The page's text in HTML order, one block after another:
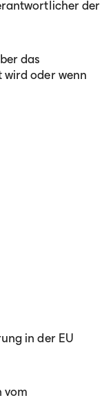
der
das
oder wenn
in der EU
vom